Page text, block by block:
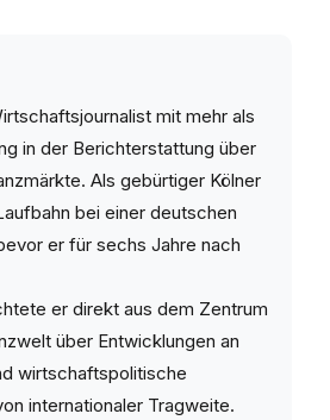
mit mehr als
in der Berichterstattung über
Als gebürtiger Kölner
bei einer deutschen
er für sechs Jahre nach
er direkt aus dem Zentrum
über Entwicklungen an
wirtschaftspolitische
internationaler Tragweite.